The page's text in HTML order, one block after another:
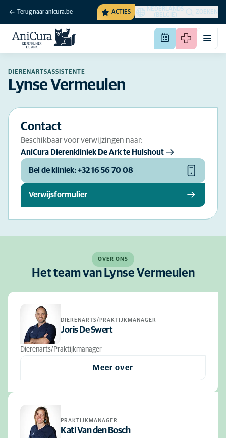
Terug naar anicura.be ACTIES
NEDERLANDS
(BELGIË)
ZOEKEN
DIERENARTSASSISTENTE
Lynse Vermeulen
Contact
Beschikbaar voor verwijzingen naar:
AniCura Dierenkliniek De Ark te Hulshout
Bel de kliniek: +32 16 56 70 08
Verwijsformulier
OVER ONS
Het team van Lynse Vermeulen
DIERENARTS/PRAKTIJKMANAGER
Joris De Swert
Dierenarts/Praktijkmanager
Meer over
PRAKTIJKMANAGER
Kati Van den Bosch